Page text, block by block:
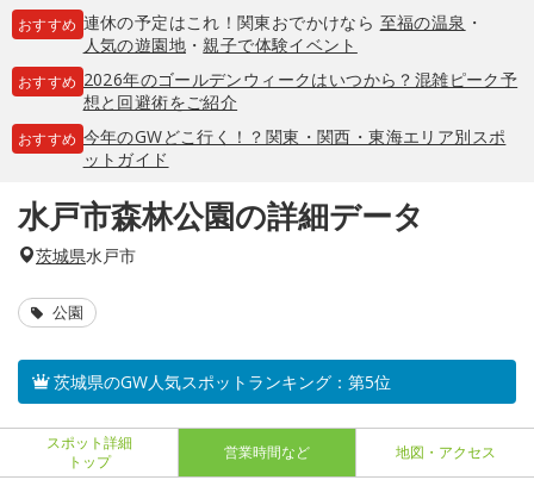
おすすめ 連休の予定はこれ！関東おでかけなら 至福の温泉 ・
人気の遊園地・親子で体験イベント
おすすめ 2026年のゴールデンウィークはいつから？混雑ピーク予
想と回避術をご紹介
おすすめ 今年のGWどこ行く！？関東・関西・東海エリア別スポ
ットガイド
水戸市森林公園の詳細データ
茨城県水戸市
公園
茨城県のGW人気スポットランキング：第5位
スポット詳細
トップ
営業時間など 地図・アクセス